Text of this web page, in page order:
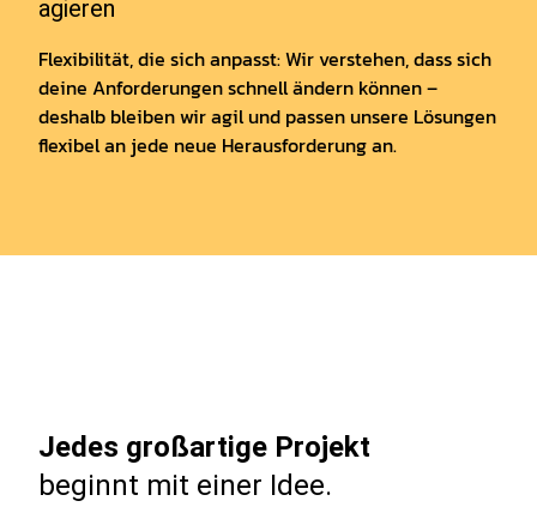
agieren
Flexibilität, die sich anpasst: Wir verstehen, dass sich
deine Anforderungen schnell ändern können –
deshalb bleiben wir agil und passen unsere Lösungen
flexibel an jede neue Herausforderung an.
Jedes großartige Projekt
beginnt mit einer Idee.